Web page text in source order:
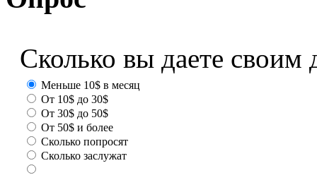
Сколько вы даете своим
Меньше 10$ в месяц
От 10$ до 30$
От 30$ до 50$
От 50$ и более
Сколько попросят
Сколько заслужат